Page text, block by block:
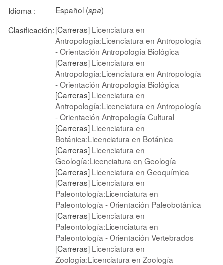
Idioma : Español (spa)
Clasificación:[Carreras] Licenciatura en
Antropología:Licenciatura en Antropología
- Orientación Antropología Biológica
[Carreras] Licenciatura en
Antropología:Licenciatura en Antropología
- Orientación Antropología Biológica
[Carreras] Licenciatura en
Antropología:Licenciatura en Antropología
- Orientación Antropología Cultural
[Carreras] Licenciatura en
Botánica:Licenciatura en Botánica
[Carreras] Licenciatura en
Geología:Licenciatura en Geología
[Carreras] Licenciatura en Geoquímica
[Carreras] Licenciatura en
Paleontología:Licenciatura en
Paleontología - Orientación Paleobotánica
[Carreras] Licenciatura en
Paleontología:Licenciatura en
Paleontología - Orientación Vertebrados
[Carreras] Licenciatura en
Zoología:Licenciatura en Zoología